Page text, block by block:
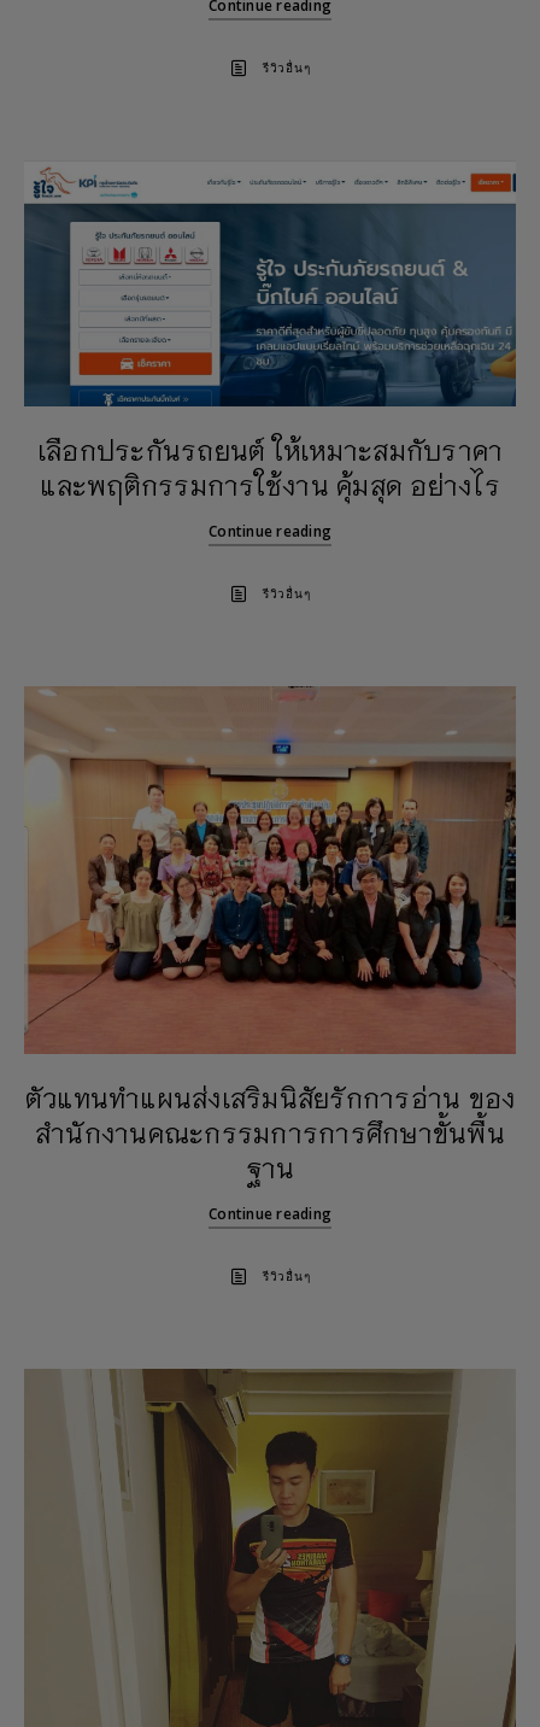
Continue reading
รีวิวอื่นๆ
เลือกประกันรถยนต์ ให้เหมาะสมกับราคา
และพฤติกรรมการใช้งาน คุ้มสุด อย่างไร
Continue reading
รีวิวอื่นๆ
ตัวแทนทำแผนส่งเสริมนิสัยรักการอ่าน ของ
สำนักงานคณะกรรมการการศึกษาขั้นพื้น
ฐาน
Continue reading
รีวิวอื่นๆ